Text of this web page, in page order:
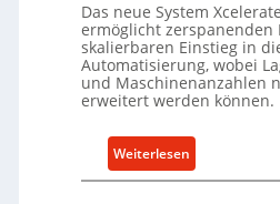
s
t
s
c
u
t
Das neue System
ermöglicht zerspanenden
skalierbaren Einstieg in
Automatisierung, wobei
und Maschinenanzahlen
erweitert werden können.
Weiterlesen:
C